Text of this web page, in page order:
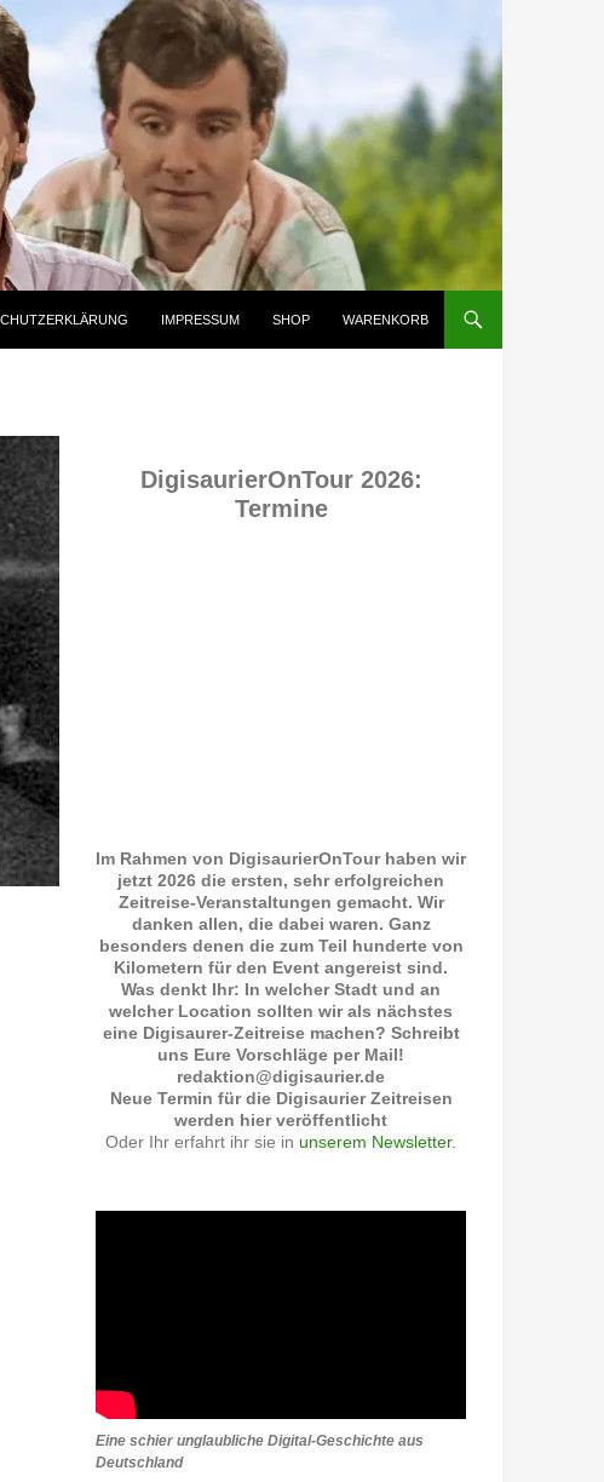
IMPRESSUM SHOP WARENKORB
DigisaurierOnTour 2026:
Termine
Im Rahmen von DigisaurierOnTour haben wir
jetzt 2026 die ersten, sehr erfolgreichen
Zeitreise-Veranstaltungen gemacht. Wir
danken allen, die dabei waren. Ganz
besonders denen die zum Teil hunderte von
Kilometern für den Event angereist sind.
Was denkt Ihr: In welcher Stadt und an
welcher Location sollten wir als nächstes
eine Digisaurer-Zeitreise machen? Schreibt
uns Eure Vorschläge per Mail!
redaktion@digisaurier.de
Neue Termin für die Digisaurier Zeitreisen
werden hier veröffentlicht
Oder Ihr erfahrt ihr sie in unserem Newsletter.
Eine schier unglaubliche Digital-Geschichte aus
Deutschland